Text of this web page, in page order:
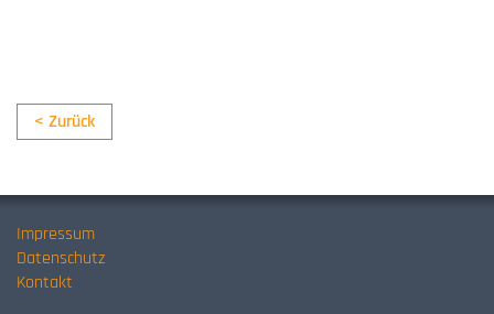
< Zurück
Impressum
Datenschutz
Kontakt